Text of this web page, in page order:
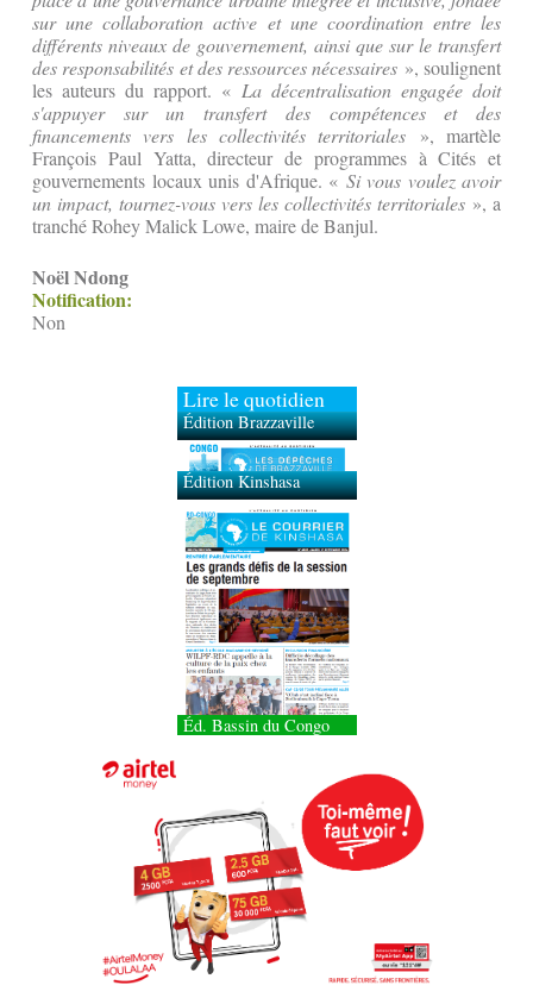
sur une collaboration active et une coordination entre les
différents niveaux de gouvernement, ainsi que sur le transfert
des responsabilités et des ressources nécessaires », soulignent
les auteurs du rapport. « La décentralisation engagée doit
s'appuyer sur un transfert des compétences et des
financements vers les collectivités territoriales », martèle
François Paul Yatta, directeur de programmes à Cités et
gouvernements locaux unis d'Afrique. « Si vous voulez avoir
un impact, tournez-vous vers les collectivités territoriales », a
tranché Rohey Malick Lowe, maire de Banjul.
Noël Ndong
Notification:
Non
Lire le quotidien
Édition Brazzaville
Édition Kinshasa
Éd. Bassin du Congo